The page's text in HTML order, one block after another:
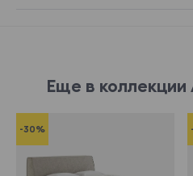
Еще в
-30%